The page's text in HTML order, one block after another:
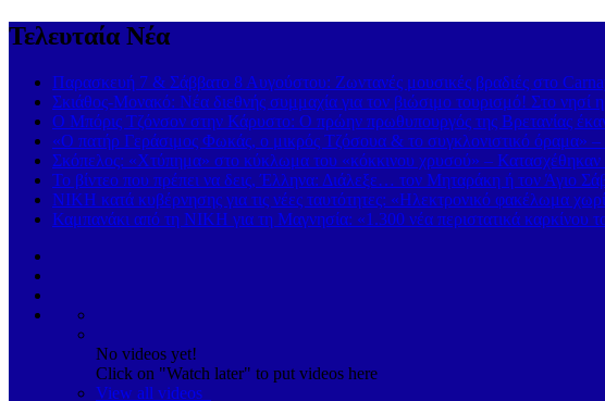
Τελευταία Νέα
Παρασκευή 7 & Σάββατο 8 Αυγούστου: Ζωντανές μουσικές βραδιές στο
Σκιάθος-Μονακό: Νέα διεθνής συμμαχία για τον βιώσιμο τουρισμό! Στο νησί
Ο Μπόρις Τζόνσον στην Κάρυστο: Ο πρώην πρωθυπουργός της Βρετανίας
«Ο πατήρ Γεράσιμος Φωκάς, ο μικρός Τζόσουα & το συγκλονιστικό όραμα» –
Σκόπελος: «Χτύπημα» στο κύκλωμα του «κόκκινου χρυσού» – Κατασχέθηκαν
Το βίντεο που πρέπει να δεις, Έλληνα: Διάλεξε… τον Μηταράκη ή τον Άγιο
ΝΙΚΗ κατά κυβέρνησης για τις νέες ταυτότητες: «Ηλεκτρονικό φακέλωμα
Καμπανάκι από τη ΝΙΚΗ για τη Μαγνησία: «1.300 νέα περιστατικά καρκίνου
No videos yet!
Click on "Watch later" to put videos here
View all videos